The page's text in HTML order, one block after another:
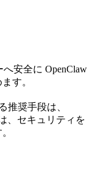
へ安全に OpenClaw
す。
推奨手段は、
、セキュリティを